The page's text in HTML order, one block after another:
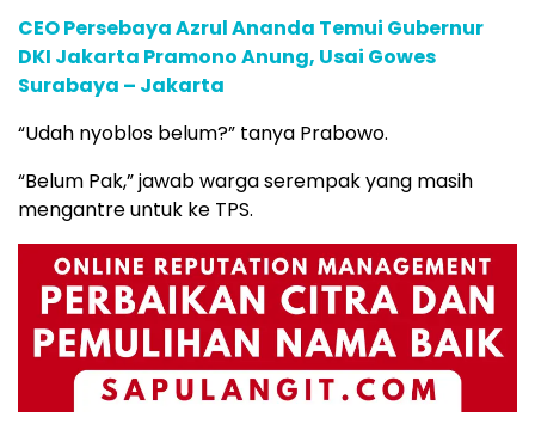
CEO Persebaya Azrul Ananda Temui Gubernur
DKI Jakarta Pramono Anung, Usai Gowes
Surabaya – Jakarta
“Udah nyoblos belum?” tanya Prabowo.
“Belum Pak,” jawab warga serempak yang masih
mengantre untuk ke TPS.